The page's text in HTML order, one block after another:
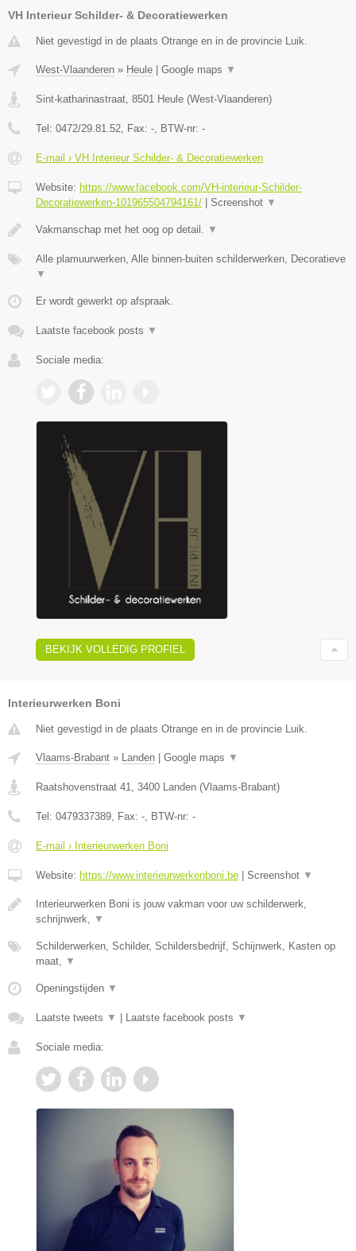
VH Interieur Schilder- & Decoratiewerken
Niet gevestigd in de plaats Otrange en in de provincie Luik.
West-Vlaanderen » Heule Google maps ▼
Sint-katharinastraat, 8501 Heule (West-Vlaanderen)
Tel: 0472/29.81.52, Fax: -, BTW-nr: -
E-mail › VH Interieur Schilder- & Decoratiewerken
Website: https://www.facebook.com/VH-interieur-Schilder-
Decoratiewerken-101965504794161/
Screenshot ▼
Vakmanschap met het oog op detail. ▼
Alle plamuurwerken, Alle binnen-buiten schilderwerken, Decoratieve
▼
Er wordt gewerkt op afspraak.
Laatste facebook posts ▼
Sociale media:
BEKIJK VOLLEDIG PROFIEL
Interieurwerken Boni
Niet gevestigd in de plaats Otrange en in de provincie Luik.
Vlaams-Brabant » Landen Google maps ▼
Raatshovenstraat 41, 3400 Landen (Vlaams-Brabant)
Tel: 0479337389, Fax: -, BTW-nr: -
E-mail › Interieurwerken Boni
Website: https://www.interieurwerkenboni.be Screenshot ▼
Interieurwerken Boni is jouw vakman voor uw schilderwerk,
schrijnwerk, ▼
Schilderwerken, Schilder, Schildersbedrijf, Schijnwerk, Kasten op
maat, ▼
Openingstijden ▼
Laatste tweets ▼ Laatste facebook posts ▼
Sociale media: